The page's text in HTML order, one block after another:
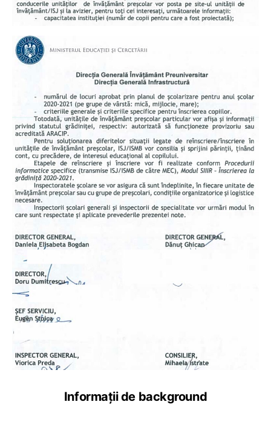
Informații de background